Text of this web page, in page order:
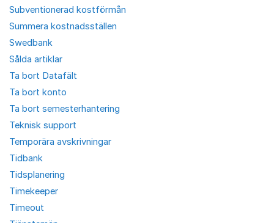
Subventionerad kostförmån
Summera kostnadsställen
Swedbank
Sålda artiklar
Ta bort Datafält
Ta bort konto
Ta bort semesterhantering
Teknisk support
Temporära avskrivningar
Tidbank
Tidsplanering
Timekeeper
Timeout